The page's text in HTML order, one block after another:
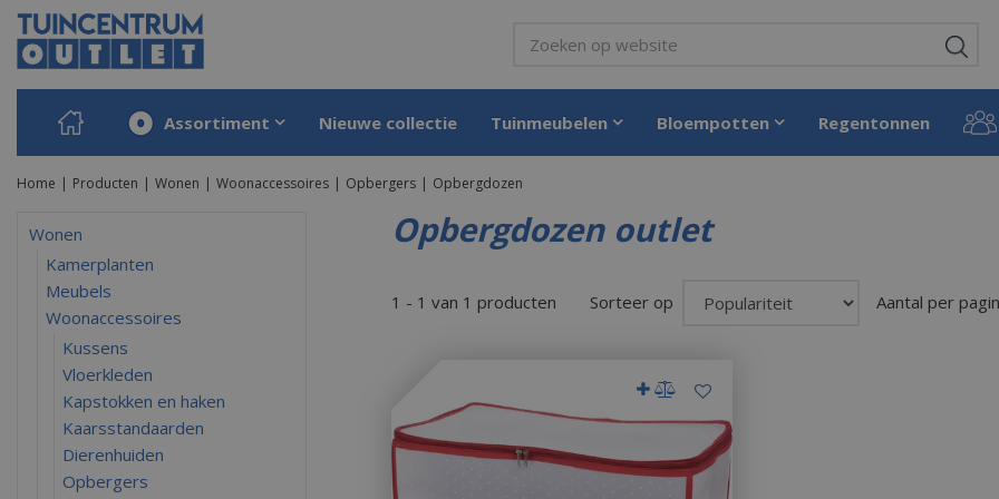
Ga
naar
content
Home Producten Wonen Woonaccessoires Opbergers Opbergdozen
Assortiment Nieuwe collectie Tuinmeubelen Bloempotten Regentonnen
Opbergdozen outlet
1 - 1 van 1 producten Aantal per
Sorteer op
Wonen
Kamerplanten
Meubels
Woonaccessoires
Kussens
Vloerkleden
Kapstokken en haken
Kaarsstandaarden
Dierenhuiden
Opbergers